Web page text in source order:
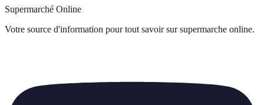
Supermarché Online
Votre source d'information pour tout savoir sur supermarche online.